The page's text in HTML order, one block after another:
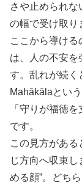
さや止められ
の幅で受け取り
ここから導け
は、人の不安を
す。乱れが続く
Mahākālaとい
「守りが福徳
です。
この見方がある
じ方向へ収束し
める顔”。どち